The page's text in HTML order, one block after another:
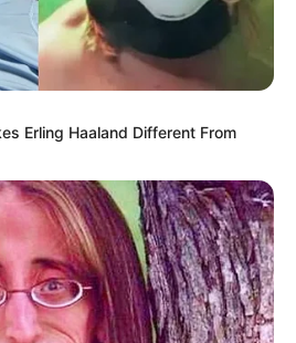
Deretan 10 Pemain Drakor
Mine, Duet Lee Bo Young
Erling Haaland Different From